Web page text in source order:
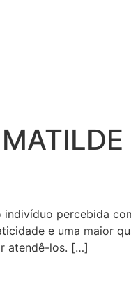
indivíduo percebida
e uma maior
atendê-los. […]